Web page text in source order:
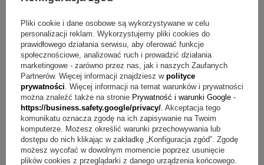
miłą pamiątką z Chrztu. Można kupić je w wielu wariantach
kolorystycznych oraz przyozdobić grawerem. Małe sztućce z
grawerem mogą być używane do karmienia dziecka, gdyż są
wykonane z bezpiecznych materiałów, ale można też
potraktować je jako pamiątkowy przedmiot i przechowywać w
charakterze ozdobnej pamiątki.
Biżuteria
Kolczyki, bransoletki i komplety biżuterii ze złota i srebra to
Pliki cookie i dane osobowe są wykorzystywane w celu
personalizacji reklam. Wykorzystujemy pliki cookies do
prawidłowego działania serwisu, aby oferować funkcje
społecznościowe, analizować ruch i prowadzić działania
marketingowe - zarówno przez nas, jak i naszych Zaufanych
Partnerów. Więcej informacji znajdziesz w polityce
prywatności. Więcej informacji na temat warunków i prywatności
można znaleźć także na stronie Prywatność i warunki Google -
https://business.safety.google/privacy/. Akceptacja tego
komunikatu oznacza zgodę na ich zapisywanie na Twoim
komputerze. Możesz określić warunki przechowywania lub
dostępu do nich klikając w zakładkę „Konfiguracja zgód”. Zgodę
możesz wycofać w dowolnym momencie poprzez usunięcie
plików cookies z przeglądarki z danego urządzenia końcowego.